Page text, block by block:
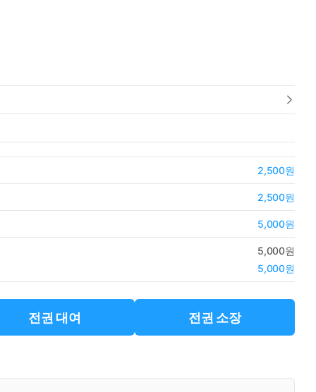
2,500원
2,500원
5,000원
5,000원
5,000원
전권 대여 전권 소장